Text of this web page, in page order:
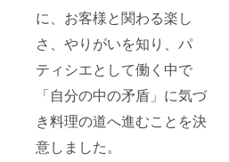
に、お客様と関わる楽し
さ、やりがいを知り、パ
ティシエとして働く中で
「自分の中の矛盾」に気づ
き料理の道へ進むことを決
意しました。